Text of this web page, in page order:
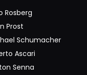
Rosberg
Prost
Schumacher
Ascari
Senna